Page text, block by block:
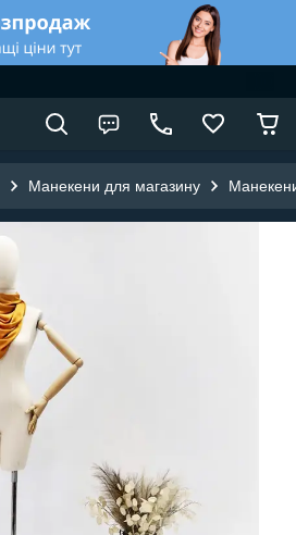
Манекени для магазину